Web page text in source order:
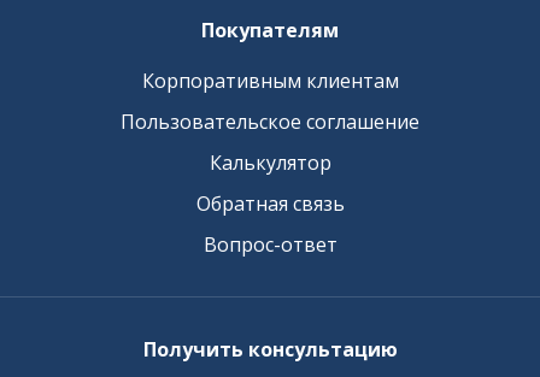
Покупателям
Корпоративным клиентам
Пользовательское соглашение
Калькулятор
Обратная связь
Вопрос-ответ
Получить консультацию